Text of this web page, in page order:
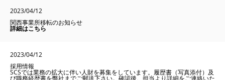
2023/04/12
関西事業所移転のお知らせ
詳細はこちら
2023/04/12
採用情報
SCSでは業務の拡大に伴い人財を募集をしています。履歴書（写真添付）及
び職務経歴書を弊社までご郵送下さい。確認後、担当より詳細をご連絡いた